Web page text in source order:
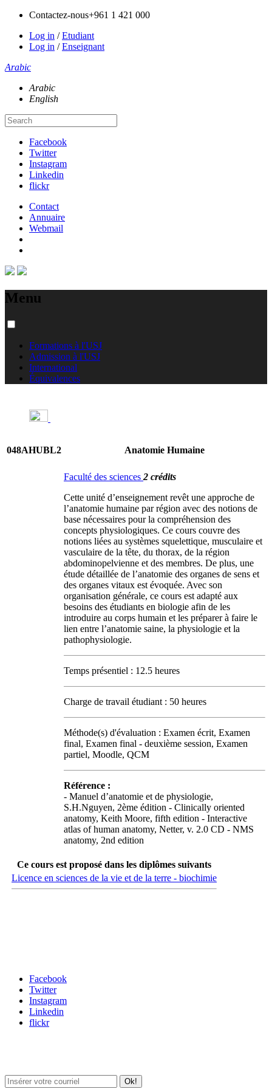
Contactez-nous+961 1 421 000
Log in /Etudiant
Log in /Enseignant
Arabic
Arabic
English
Facebook
Twitter
Instagram
Linkedin
flickr
Contact
Annuaire
Webmail
Menu
Formations à l'USJ
Admission à l'USJ
International
Équivalences
048AHUBL2 Anatomie Humaine
Faculté des sciences 2 crédits
Cette unité d’enseignement revêt une approche de
l’anatomie humaine par région avec des notions de
base nécessaires pour la compréhension des
concepts physiologiques. Ce cours couvre des
notions liées au systèmes squelettique, musculaire et
vasculaire de la tête, du thorax, de la région
abdominopelvienne et des membres. De plus, une
étude détaillée de l’anatomie des organes de sens et
des organes vitaux est évoquée. Avec son
organisation générale, ce cours est adapté aux
besoins des étudiants en biologie afin de les
introduire au corps humain et les préparer à faire le
lien entre l’anatomie saine, la physiologie et la
pathophysiologie.
Temps présentiel : 12.5 heures
Charge de travail étudiant : 50 heures
Méthode(s) d'évaluation : Examen écrit, Examen
final, Examen final - deuxième session, Examen
partiel, Moodle, QCM
Référence :
- Manuel d’anatomie et de physiologie,
S.H.Nguyen, 2ème édition - Clinically oriented
anatomy, Keith Moore, fifth edition - Interactive
atlas of human anatomy, Netter, v. 2.0 CD - NMS
anatomy, 2nd edition
Ce cours est proposé dans les diplômes suivants
Licence en sciences de la vie et de la terre - biochimie
Facebook
Twitter
Instagram
Linkedin
flickr